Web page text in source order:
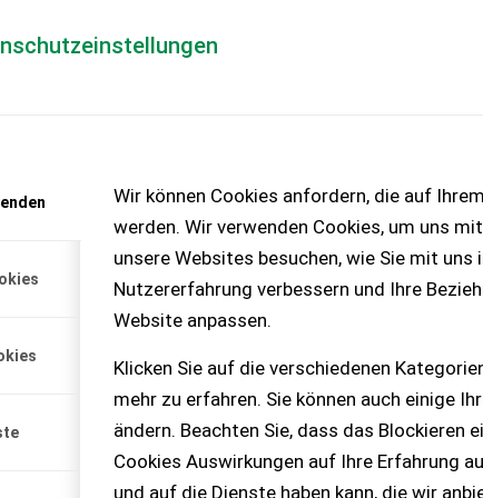
Wir können Cookies anfordern, die auf
werden. Wir verwenden Cookies, um uns
unsere Websites besuchen, wie Sie mit uns
Nutzererfahrung verbessern und Ihre
Website anpassen.
Klicken Sie auf die verschiedenen
mehr zu erfahren. Sie können auch einige
ändern. Beachten Sie, dass das Blockieren
Cookies Auswirkungen auf Ihre Erfahrung
und auf die Dienste haben kann, die wir
– KEINE
Balken, breite Quad-